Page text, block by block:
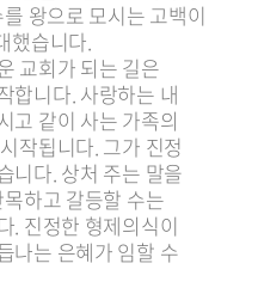
왕으로 모시는 고백이
했습니다.
교회가 되는 길은
합니다. 사랑하는 내
고 같이 사는 가족의
작됩니다. 그가 진정
니다. 상처 주는 말을
하고 갈등할 수는
. 진정한 형제의식이
나는 은혜가 임할 수